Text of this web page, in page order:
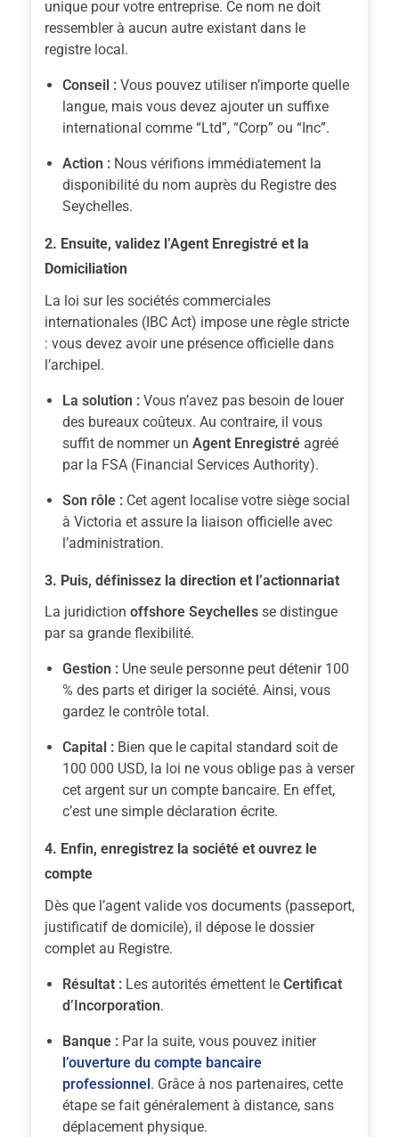
unique pour votre entreprise. Ce nom ne doit
ressembler à aucun autre existant dans le
registre local.
Conseil : Vous pouvez utiliser n’importe quelle
langue, mais vous devez ajouter un suffixe
international comme “Ltd”, “Corp” ou “Inc”.
Action : Nous vérifions immédiatement la
disponibilité du nom auprès du Registre des
Seychelles.
2. Ensuite, validez l’Agent Enregistré et la
Domiciliation
La loi sur les sociétés commerciales
internationales (IBC Act) impose une règle stricte
: vous devez avoir une présence officielle dans
l’archipel.
La solution : Vous n’avez pas besoin de louer
des bureaux coûteux. Au contraire, il vous
suffit de nommer un Agent Enregistré agréé
par la FSA (Financial Services Authority).
Son rôle : Cet agent localise votre siège social
à Victoria et assure la liaison officielle avec
l’administration.
3. Puis, définissez la direction et l’actionnariat
La juridiction offshore Seychelles se distingue
par sa grande flexibilité.
Gestion : Une seule personne peut détenir 100
% des parts et diriger la société. Ainsi, vous
gardez le contrôle total.
Capital : Bien que le capital standard soit de
100 000 USD, la loi ne vous oblige pas à verser
cet argent sur un compte bancaire. En effet,
c’est une simple déclaration écrite.
4. Enfin, enregistrez la société et ouvrez le
compte
Dès que l’agent valide vos documents (passeport,
justificatif de domicile), il dépose le dossier
complet au Registre.
Résultat : Les autorités émettent le Certificat
d’Incorporation.
Banque : Par la suite, vous pouvez initier
l’ouverture du compte bancaire
professionnel. Grâce à nos partenaires, cette
étape se fait généralement à distance, sans
déplacement physique.